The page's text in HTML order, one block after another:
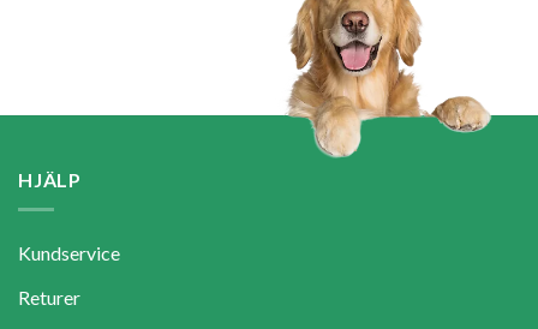
HJÄLP
Kundservice
Returer